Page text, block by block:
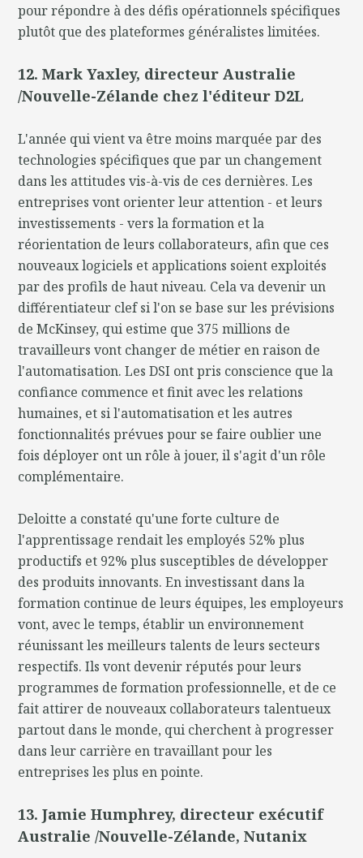
pour répondre à des défis opérationnels spécifiques
plutôt que des plateformes généralistes limitées.
12. Mark Yaxley, directeur Australie
/Nouvelle-Zélande chez l'éditeur D2L
L'année qui vient va être moins marquée par des
technologies spécifiques que par un changement
dans les attitudes vis-à-vis de ces dernières. Les
entreprises vont orienter leur attention - et leurs
investissements - vers la formation et la
réorientation de leurs collaborateurs, afin que ces
nouveaux logiciels et applications soient exploités
par des profils de haut niveau. Cela va devenir un
différentiateur clef si l'on se base sur les prévisions
de McKinsey, qui estime que 375 millions de
travailleurs vont changer de métier en raison de
l'automatisation. Les DSI ont pris conscience que la
confiance commence et finit avec les relations
humaines, et si l'automatisation et les autres
fonctionnalités prévues pour se faire oublier une
fois déployer ont un rôle à jouer, il s'agit d'un rôle
complémentaire.
Deloitte a constaté qu'une forte culture de
l'apprentissage rendait les employés 52% plus
productifs et 92% plus susceptibles de développer
des produits innovants. En investissant dans la
formation continue de leurs équipes, les employeurs
vont, avec le temps, établir un environnement
réunissant les meilleurs talents de leurs secteurs
respectifs. Ils vont devenir réputés pour leurs
programmes de formation professionnelle, et de ce
fait attirer de nouveaux collaborateurs talentueux
partout dans le monde, qui cherchent à progresser
dans leur carrière en travaillant pour les
entreprises les plus en pointe.
13. Jamie Humphrey, directeur exécutif
Australie /Nouvelle-Zélande, Nutanix